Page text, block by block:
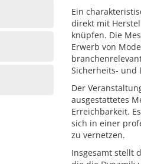
Ein
direkt mit
knüpfen. Die
Erwerb von
Sicherheits- und
Der
ausgestattetes
Erreichbarkeit.
sich in einer
zu vernetzen.
Insgesamt stellt